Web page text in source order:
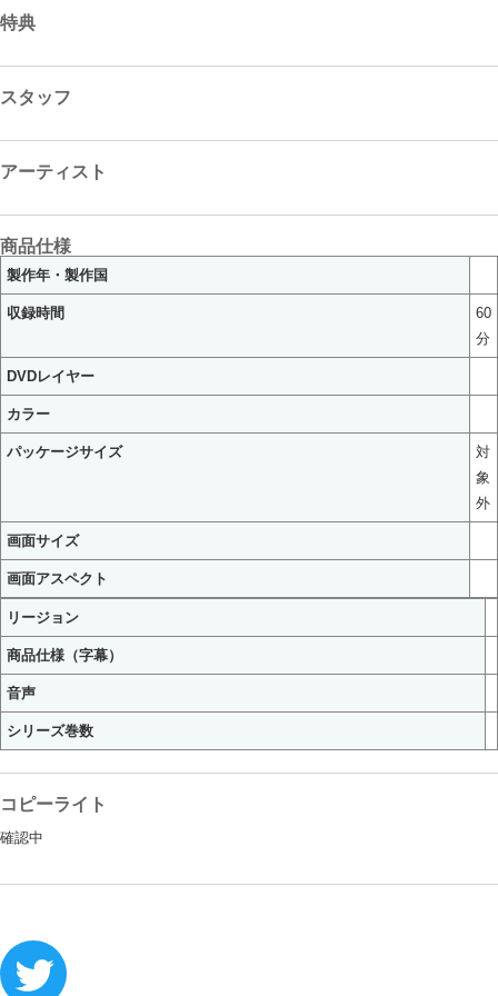
特典
スタッフ
アーティスト
商品仕様
製作年・製作国
収録時間
60
分
DVDレイヤー
カラー
パッケージサイズ
対
象
外
画面サイズ
画面アスペクト
リージョン
商品仕様（字幕）
音声
シリーズ巻数
コピーライト
確認中